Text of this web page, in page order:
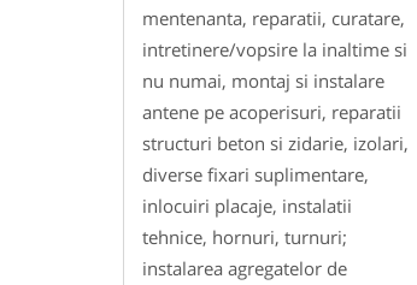
mentenanta, reparatii, curatare,
intretinere/vopsire la inaltime si
nu numai, montaj si instalare
antene pe acoperisuri, reparatii
structuri beton si zidarie, izolari,
diverse fixari suplimentare,
inlocuiri placaje, instalatii
tehnice, hornuri, turnuri;
instalarea agregatelor de